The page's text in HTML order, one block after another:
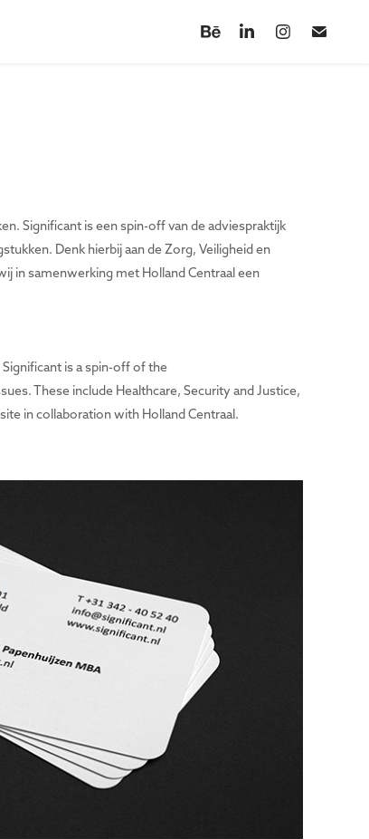
Significant is een spin-off van de adviespraktijk
Denk hierbij aan de Zorg, Veiligheid en
in samenwerking met Holland Centraal een
is a spin-off of the
These include Healthcare, Security and Justice,
in collaboration with Holland Centraal.